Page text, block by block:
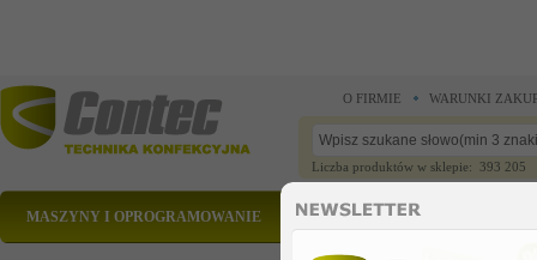
O FIRMIE WARUNKI
Liczba produktów w sklepie: 393 205
MASZYNY I OPROGRAMOWANIE CZĘŚCI ZAMIENNE